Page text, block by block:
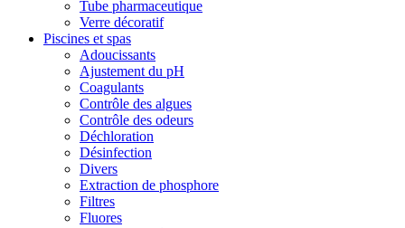
Tube pharmaceutique
Verre décoratif
Piscines et spas
Adoucissants
Ajustement du pH
Coagulants
Contrôle des algues
Contrôle des odeurs
Déchloration
Désinfection
Divers
Extraction de phosphore
Filtres
Fluores